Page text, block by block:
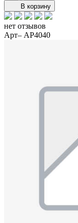
В корзину
нет отзывов
Арт– AP4040